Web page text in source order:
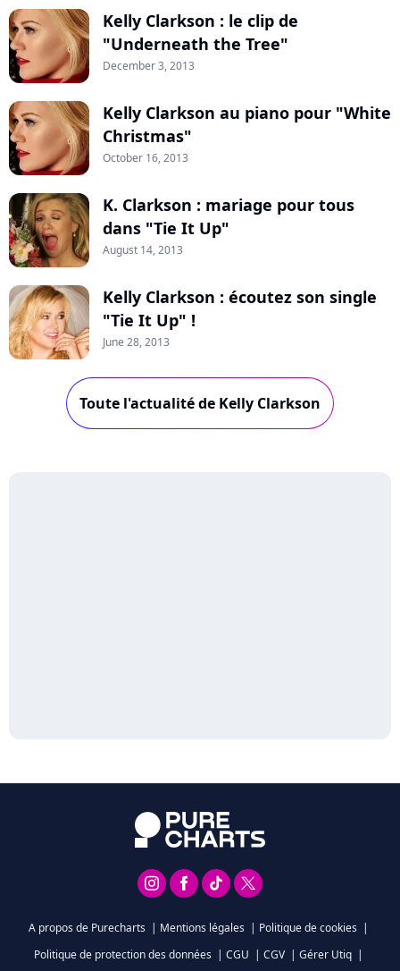
Kelly Clarkson : le clip de
"Underneath the Tree"
December 3, 2013
Kelly Clarkson au piano pour "White
Christmas"
October 16, 2013
K. Clarkson : mariage pour tous
dans "Tie It Up"
August 14, 2013
Kelly Clarkson : écoutez son single
"Tie It Up" !
June 28, 2013
Toute l'actualité de Kelly Clarkson
A propos de Purecharts | Mentions légales | Politique de cookies |
Politique de protection des données | CGU | CGV | Gérer Utiq |